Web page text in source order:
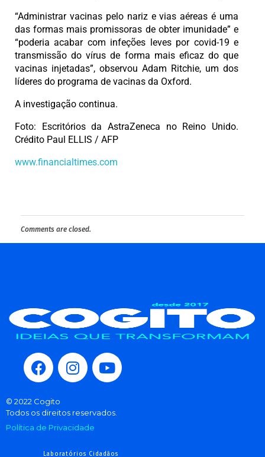
“Administrar vacinas pelo nariz e vias aéreas é uma
das formas mais promissoras de obter imunidade” e
“poderia acabar com infeções leves por covid-19 e
transmissão do vírus de forma mais eficaz do que
vacinas injetadas”, observou Adam Ritchie, um dos
líderes do programa de vacinas da Oxford.
A investigação continua.
Foto: Escritórios da AstraZeneca no Reino Unido.
Crédito Paul ELLIS / AFP
www.financialtimes.com
Comments are closed.
© 2022 Cogito
Todos os direitos reservados.
Política de Privacidade
Laboratórios Cidadãos